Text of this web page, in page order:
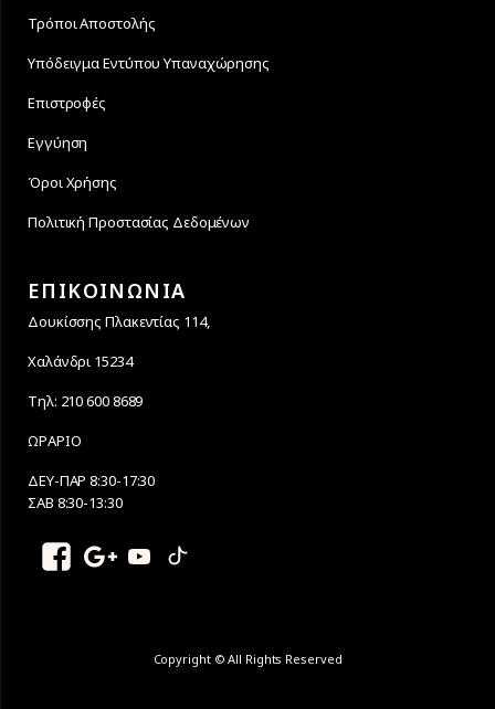
Τρόποι Αποστολής
Υπόδειγμα Εντύπου Υπαναχώρησης
Επιστροφές
Εγγύηση
Όροι Χρήσης
Πολιτική Προστασίας Δεδομένων
ΕΠΙΚΟΙΝΩΝΙΑ
Δουκίσσης Πλακεντίας 114,
Χαλάνδρι 15234
Τηλ: 210 600 8689
ΩΡΑΡΙΟ
ΔΕΥ-ΠΑΡ 8:30-17:30
ΣΑΒ 8:30-13:30
Copyright © All Rights Reserved